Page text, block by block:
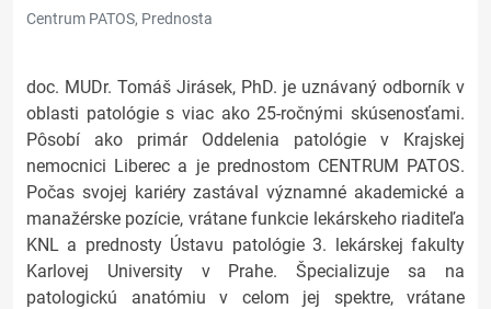
Centrum PATOS, Prednosta
doc. MUDr. Tomáš Jirásek, PhD. je uznávaný odborník v
oblasti patológie s viac ako 25-ročnými skúsenosťami.
Pôsobí ako primár Oddelenia patológie v Krajskej
nemocnici Liberec a je prednostom CENTRUM PATOS.
Počas svojej kariéry zastával významné akademické a
manažérske pozície, vrátane funkcie lekárskeho riaditeľa
KNL a prednosty Ústavu patológie 3. lekárskej fakulty
Karlovej University v Prahe. Špecializuje sa na
patologickú anatómiu v celom jej spektre, vrátane